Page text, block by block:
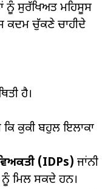
ਨੂੰ ਸੁਰੱਖਿਅਤ ਮਹਿਸੂਸ
ਕਦਮ ਚੁੱਕਣੇ ਚਾਹੀਦੇ
ਹੈ।
ਕਿ ਕੁਕੀ ਬਹੁਲ ਇਲਾਕਾ
(IDPs) ਜਾਂਨੀ
ਨੂੰ ਮਿਲ ਸਕਦੇ ਹਨ।